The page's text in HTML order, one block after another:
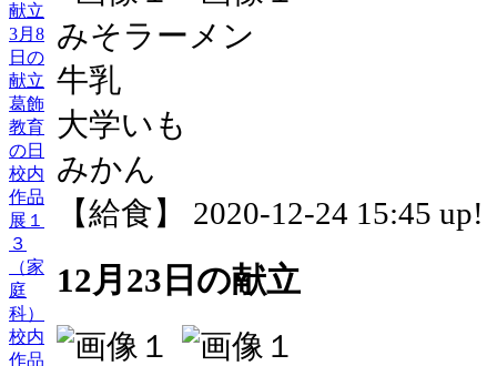
献立
3月8
日の
献立
葛飾
教育
の日
校内
作品
展１
３
（家
庭
科）
校内
作品
みそラーメン
牛乳
大学いも
みかん
【給食】 2020-12-24 15:45 up!
12月23日の献立